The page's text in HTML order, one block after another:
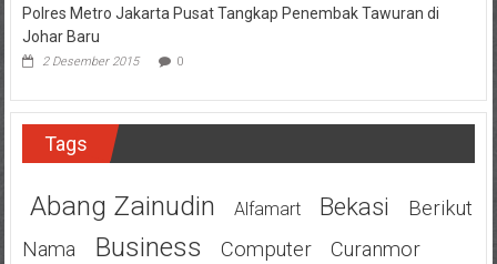
Polres Metro Jakarta Pusat Tangkap Penembak Tawuran di
Johar Baru
2 Desember 2015 0
Tags
Abang Zainudin Alfamart Bekasi
Berikut
Nama
Business Computer Curanmor